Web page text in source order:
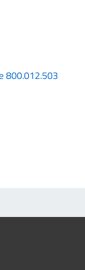
800.012.503